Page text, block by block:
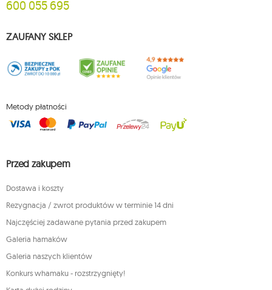
600 055 695
ZAUFANY SKLEP
Metody płatności
Przed zakupem
Dostawa i koszty
Rezygnacja / zwrot produktów w terminie 14 dni
Najczęściej zadawane pytania przed zakupem
Galeria hamaków
Galeria naszych klientów
Konkurs whamaku - rozstrzygnięty!